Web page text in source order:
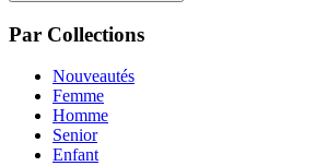
Par Collections
Nouveautés
Femme
Homme
Senior
Enfant